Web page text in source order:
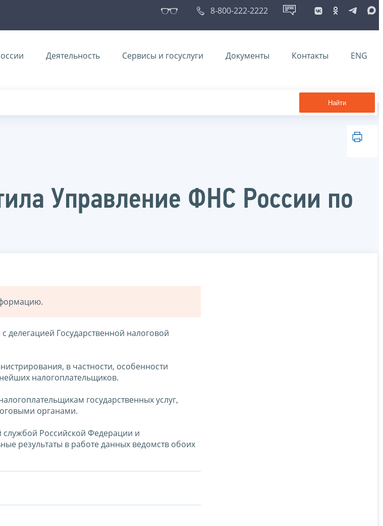
8-800-222-2222
Деятельность Сервисы и госуслуги Документы Контакты ENG
Найти
Управление ФНС России по
делегацией Государственной налоговой
в частности, особенности
налогоплательщиков.
государственных услуг,
органами.
службой Российской Федерации и
результаты в работе данных ведомств обоих